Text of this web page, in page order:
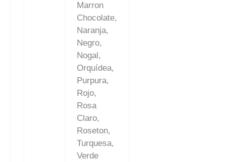
Marron
Chocolate,
Naranja,
Negro,
Nogal,
Orquídea,
Purpura,
Rojo,
Rosa
Claro,
Roseton,
Turquesa,
Verde